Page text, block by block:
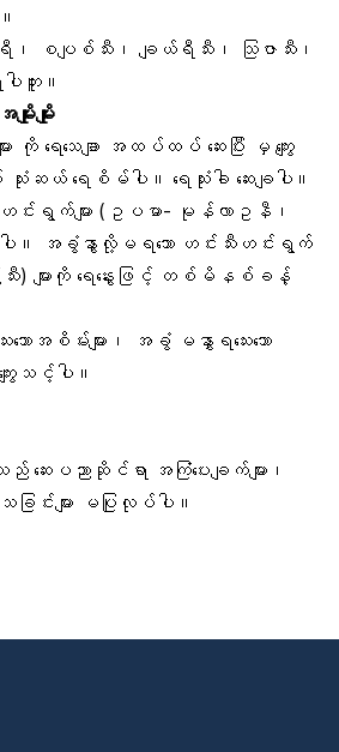
စပျစ်သီး၊ ချယ်ရီသီး၊ သြဇာသီး၊
ါဘူး။
ျိုးမျိုး
ကို ရေသေချာ အထပ်ထပ် ဆေးပြီး မှ ကျွေး
ဆယ် ရေစိမ်ပါ။ ရေသုံးခါ ဆေးချပါ။
းရွက်များ (ဥပမာ- မုန်လာဥနီ၊
ာပါ။ အခွံနွာလို့မရသော ဟင်းသီးဟင်းရွက်
) များကို ရေနွေးဖြင့် တစ်မိနစ်ခန့်
ောအစိမ်းများ၊ အခွံ မနွှာရသေးသော
ေးသင့်ပါ။
ည် ဆေးပညာဆိုင်ရာ အကြံပေးချက်များ၊
ခြင်းများ မပြုလုပ်ပါ။